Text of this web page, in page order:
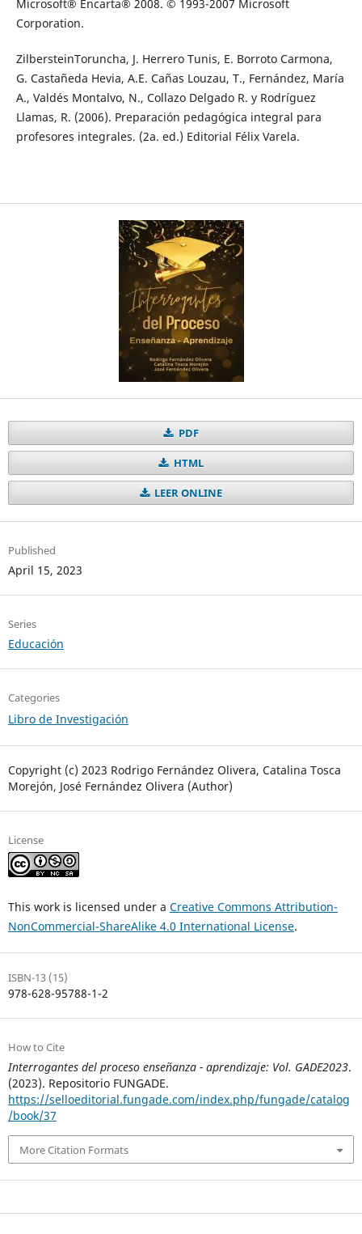
Microsoft® Encarta® 2008. © 1993-2007 Microsoft
Corporation.
ZilbersteinToruncha, J. Herrero Tunis, E. Borroto Carmona,
G. Castañeda Hevia, A.E. Cañas Louzau, T., Fernández, María
A., Valdés Montalvo, N., Collazo Delgado R. y Rodríguez
Llamas, R. (2006). Preparación pedagógica integral para
profesores integrales. (2a. ed.) Editorial Félix Varela.
PDF
HTML
LEER ONLINE
Published
April 15, 2023
Series
Educación
Categories
Libro de Investigación
Copyright (c) 2023 Rodrigo Fernández Olivera, Catalina Tosca
Morejón, José Fernández Olivera (Author)
License
This work is licensed under a Creative Commons Attribution-
NonCommercial-ShareAlike 4.0 International License.
ISBN-13 (15)
978-628-95788-1-2
How to Cite
Interrogantes del proceso enseñanza - aprendizaje: Vol. GADE2023.
(2023). Repositorio FUNGADE.
https://selloeditorial.fungade.com/index.php/fungade/catalog
/book/37
More Citation Formats